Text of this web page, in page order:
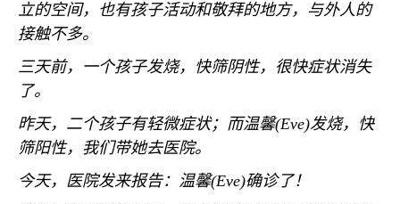
立的空间，也有孩子活动和敬拜的地方，与外人的
接触不多。
三天前，一个孩子发烧，快筛阴性，很快症状消失
了。
昨天，二个孩子有轻微症状；而温馨(Eve)发烧，快
筛阳性，我们带她去医院。
今天，医院发来报告：温馨(Eve)确诊了！